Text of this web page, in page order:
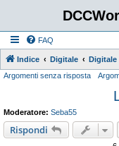
FAQ
Indice Digitale Digitale
Argomenti senza risposta
Moderatore: Seba55
Rispondi